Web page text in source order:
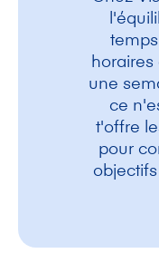
une
ce
t'offre
pour